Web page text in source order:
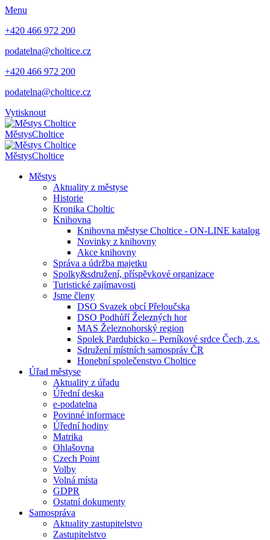
Menu
+420 466 972 200
podatelna@choltice.cz
+420 466 972 200
podatelna@choltice.cz
Vytisknout
MěstysCholtice
MěstysCholtice
Městys
Aktuality z městyse
Historie
Kronika Choltic
Knihovna
Knihovna městyse Choltice - ON-LINE katalog
Novinky z knihovny
Akce knihovny
Správa a údržba majetku
Spolky&sdružení, příspěvkové organizace
Turistické zajímavosti
Jsme členy
DSO Svazek obcí Přeloučska
DSO Podhůří Železných hor
MAS Železnohorský region
Spolek Pardubicko – Perníkové srdce Čech, z.s.
Sdružení místních samospráv ČR
Honební společenstvo Choltice
Úřad městyse
Aktuality z úřadu
Úřední deska
e-podatelna
Povinné informace
Úřední hodiny
Matrika
Ohlašovna
Czech Point
Volby
Volná místa
GDPR
Ostatní dokumenty
Samospráva
Aktuality zastupitelstvo
Zastupitelstvo